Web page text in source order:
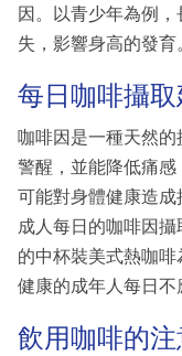
因。以青少年為例
失，影響身高的發育
每日咖啡攝取
咖啡因是一種天然
警醒，並能降低痛感
可能對身體健康造成
成人每日的咖啡因
的中杯裝美式熱咖
健康的成年人每日不
飲用咖啡的